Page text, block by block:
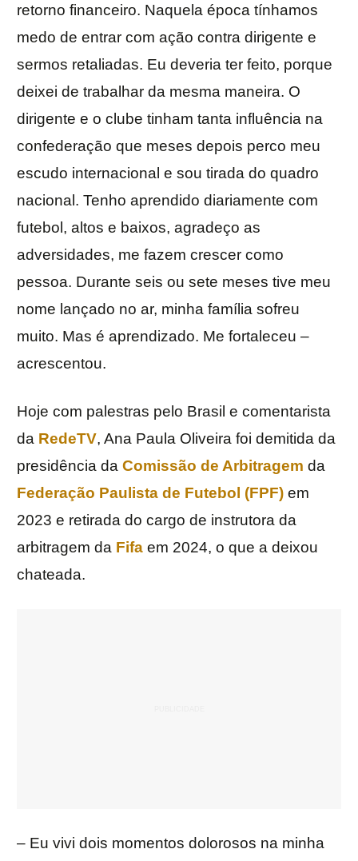
retorno financeiro. Naquela época tínhamos
medo de entrar com ação contra dirigente e
sermos retaliadas. Eu deveria ter feito, porque
deixei de trabalhar da mesma maneira. O
dirigente e o clube tinham tanta influência na
confederação que meses depois perco meu
escudo internacional e sou tirada do quadro
nacional. Tenho aprendido diariamente com
futebol, altos e baixos, agradeço as
adversidades, me fazem crescer como
pessoa. Durante seis ou sete meses tive meu
nome lançado no ar, minha família sofreu
muito. Mas é aprendizado. Me fortaleceu –
acrescentou.
Hoje com palestras pelo Brasil e comentarista
da RedeTV, Ana Paula Oliveira foi demitida da
presidência da Comissão de Arbitragem da
Federação Paulista de Futebol (FPF) em
2023 e retirada do cargo de instrutora da
arbitragem da Fifa em 2024, o que a deixou
chateada.
– Eu vivi dois momentos dolorosos na minha